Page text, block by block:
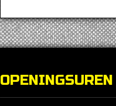
OPENINGSUREN